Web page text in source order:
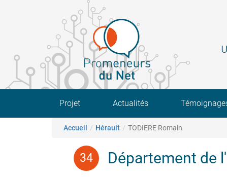
Main navigation
Projet Actualités
Fil d'Ariane
Accueil Hérault TODIERE Romain
Département de